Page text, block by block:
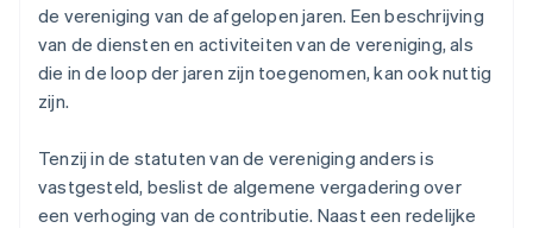
de vereniging van de afgelopen jaren. Een beschrijving
van de diensten en activiteiten van de vereniging, als
die in de loop der jaren zijn toegenomen, kan ook nuttig
zijn.
Tenzij in de statuten van de vereniging anders is
vastgesteld, beslist de algemene vergadering over
een verhoging van de contributie. Naast een redelijke